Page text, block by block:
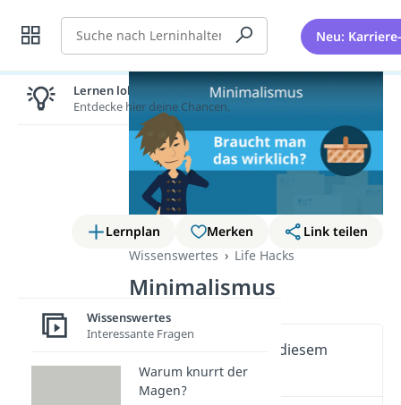
Suche Neu:
Lernplan Merken
Link teilen
Wissenswertes
Life Hacks
Minimalismus
Wichtige Inhalte in diesem
Video
Lernen lohnt sich!
Entdecke hier deine Chancen.
Wissenswertes
Interessante Fragen
Warum knurrt der
Magen?